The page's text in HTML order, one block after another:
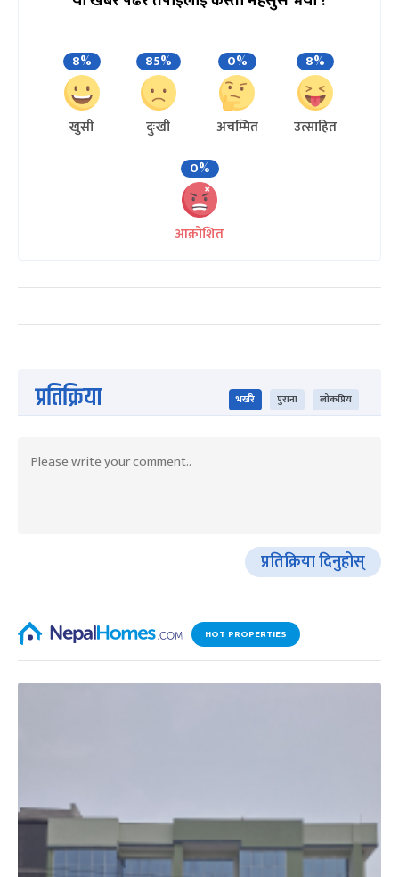
8%
खुसी
85%
दुःखी
0%
अचम्मित
8%
उत्साहित
0%
आक्रोशित
प्रतिक्रिया भर्खरै पुराना लोकप्रिय
प्रतिक्रिया दिनुहोस्
HOT PROPERTIES